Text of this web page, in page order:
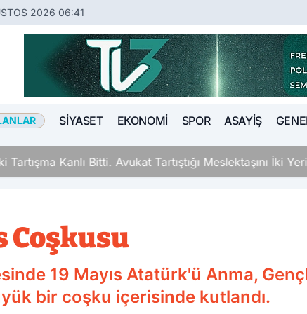
2026 06:41
SIYASET EKONOMI SPOR ASAYIŞ
Tartışma Kanlı Bitti. Avukat Tartıştığı Meslektaşını İki
Coşkusu
19 Mayıs Atatürk'ü Anma,
bir coşku içerisinde kutlandı.